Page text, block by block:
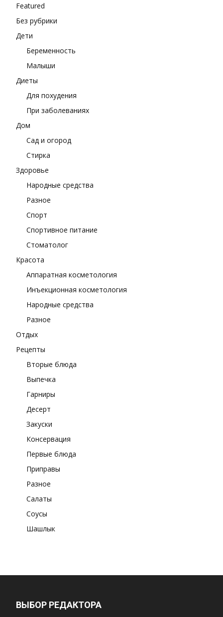
Featured
Без рубрики
Дети
Беременность
Малыши
Диеты
Для похудения
При заболеваниях
Дом
Сад и огород
Стирка
Здоровье
Народные средства
Разное
Спорт
Спортивное питание
Стоматолог
Красота
Аппаратная косметология
Инъекционная косметология
Народные средства
Разное
Отдых
Рецепты
Вторые блюда
Выпечка
Гарниры
Десерт
Закуски
Консервация
Первые блюда
Приправы
Разное
Салаты
Соусы
Шашлык
ВЫБОР РЕДАКТОРА